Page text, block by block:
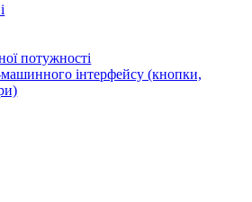
потужності
інтерфейсу (кнопки,